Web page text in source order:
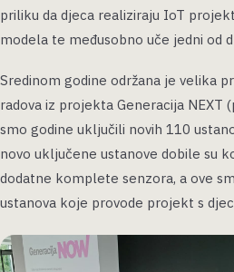
priliku da djeca realiziraju IoT
modela te međusobno uče jedni od
Sredinom godine održana je velika
radova iz projekta Generacija NEXT
smo godine uključili novih 110
novo uključene ustanove dobile su
dodatne komplete senzora, a ove
ustanova koje provode projekt s